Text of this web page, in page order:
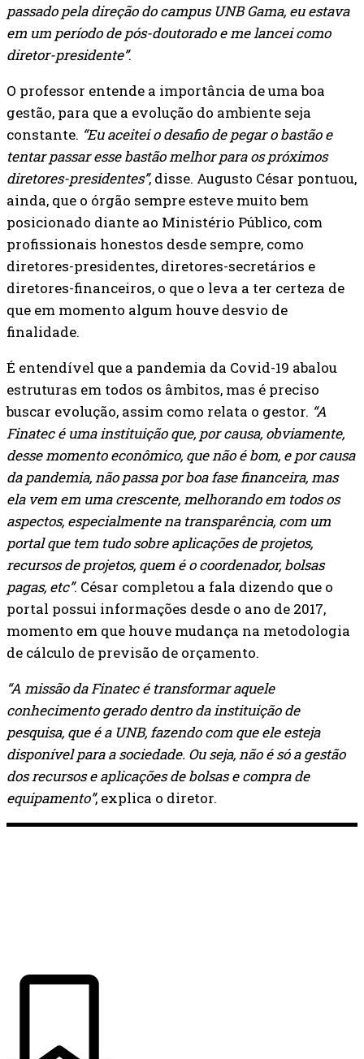
passado pela direção do campus UNB Gama, eu estava
em um período de pós-doutorado e me lancei como
diretor-presidente”.
O professor entende a importância de uma boa
gestão, para que a evolução do ambiente seja
constante. “Eu aceitei o desafio de pegar o bastão e
tentar passar esse bastão melhor para os próximos
diretores-presidentes”, disse. Augusto César pontuou,
ainda, que o órgão sempre esteve muito bem
posicionado diante ao Ministério Público, com
profissionais honestos desde sempre, como
diretores-presidentes, diretores-secretários e
diretores-financeiros, o que o leva a ter certeza de
que em momento algum houve desvio de
finalidade.
É entendível que a pandemia da Covid-19 abalou
estruturas em todos os âmbitos, mas é preciso
buscar evolução, assim como relata o gestor. “A
Finatec é uma instituição que, por causa, obviamente,
desse momento econômico, que não é bom, e por causa
da pandemia, não passa por boa fase financeira, mas
ela vem em uma crescente, melhorando em todos os
aspectos, especialmente na transparência, com um
portal que tem tudo sobre aplicações de projetos,
recursos de projetos, quem é o coordenador, bolsas
pagas, etc”. César completou a fala dizendo que o
portal possui informações desde o ano de 2017,
momento em que houve mudança na metodologia
de cálculo de previsão de orçamento.
“A missão da Finatec é transformar aquele
conhecimento gerado dentro da instituição de
pesquisa, que é a UNB, fazendo com que ele esteja
disponível para a sociedade. Ou seja, não é só a gestão
dos recursos e aplicações de bolsas e compra de
equipamento”, explica o diretor.